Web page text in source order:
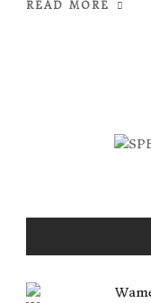
READ MORE